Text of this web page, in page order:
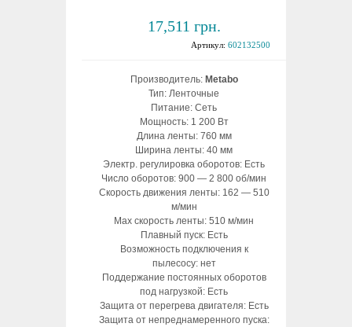
17,511 грн.
Артикул: 602132500
Производитель: Metabo
Тип: Ленточные
Питание: Сеть
Мощность: 1 200 Вт
Длина ленты: 760 мм
Ширина ленты: 40 мм
Электр. регулировка оборотов: Есть
Число оборотов: 900 — 2 800 об/мин
Скорость движения ленты: 162 — 510
м/мин
Max скорость ленты: 510 м/мин
Плавный пуск: Есть
Возможность подключения к
пылесосу: нет
Поддержание постоянных оборотов
под нагрузкой: Есть
Защита от перегрева двигателя: Есть
Защита от непреднамеренного пуска: